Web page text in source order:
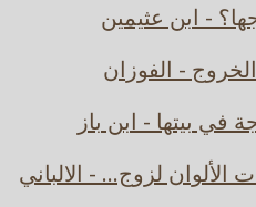
- ابن عثيمين
- الفوزان
في بيتها - ابن باز
لزوج... - الالباني